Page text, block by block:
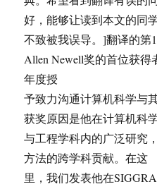
好，能够让读到本文的同
不致被我误导。]翻译的第
Allen Newell奖的首位获
年度授
予致力沟通计算机科学与
获奖原因是他在计算机科
与工程学科内的广泛研究
方法的跨学科贡献。在这
里，我们发表他在